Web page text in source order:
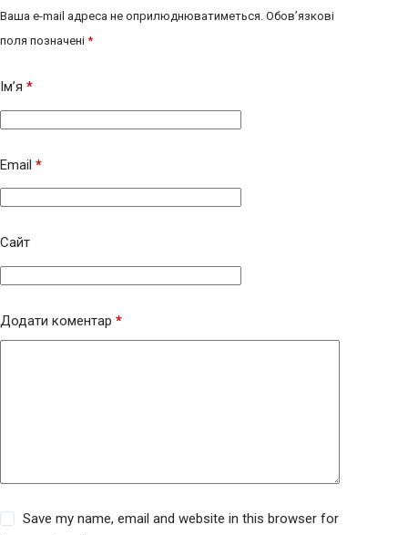
Ваша e-mail адреса не оприлюднюватиметься. Обов’язкові
поля позначені *
Ім’я *
Email *
Сайт
Додати коментар *
Save my name, email and website in this browser for